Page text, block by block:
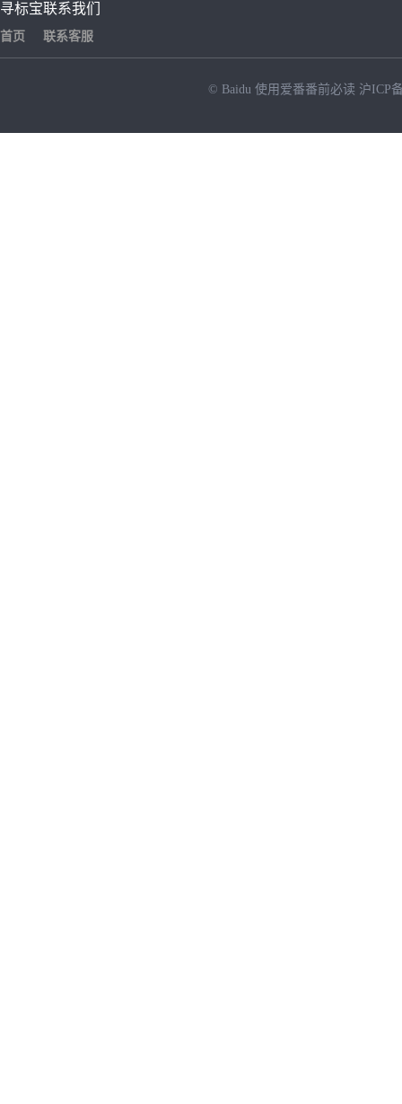
寻标宝
首页
联系我们
联系客服
© Baidu 使用爱番番前必读 沪ICP